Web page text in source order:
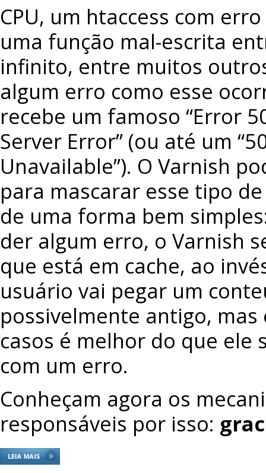
CPU, um htaccess com
uma função mal-escrita
infinito, entre muitos
algum erro como esse
recebe um famoso “Error
Server Error” (ou até um
Unavailable”). O Varnish
para mascarar esse tipo
de uma forma bem
der algum erro, o Varnish
que está em cache, ao
usuário vai pegar um
possivelmente antigo,
casos é melhor do que ele
com um erro.
Conheçam agora os
responsáveis por isso: